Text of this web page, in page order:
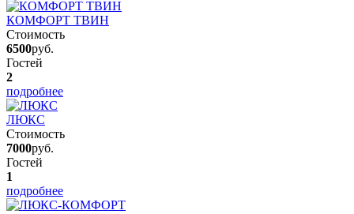
КОМФОРТ ТВИН
Стоимость
6500руб.
Гостей
2
подробнее
ЛЮКС
Стоимость
7000руб.
Гостей
1
подробнее